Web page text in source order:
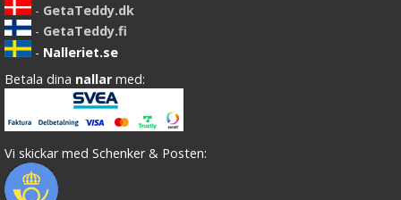
- GetaTeddy.dk
- GetaTeddy.fi
- Nalleriet.se
Betala dina nallar med:
Vi skickar med Schenker & Posten: